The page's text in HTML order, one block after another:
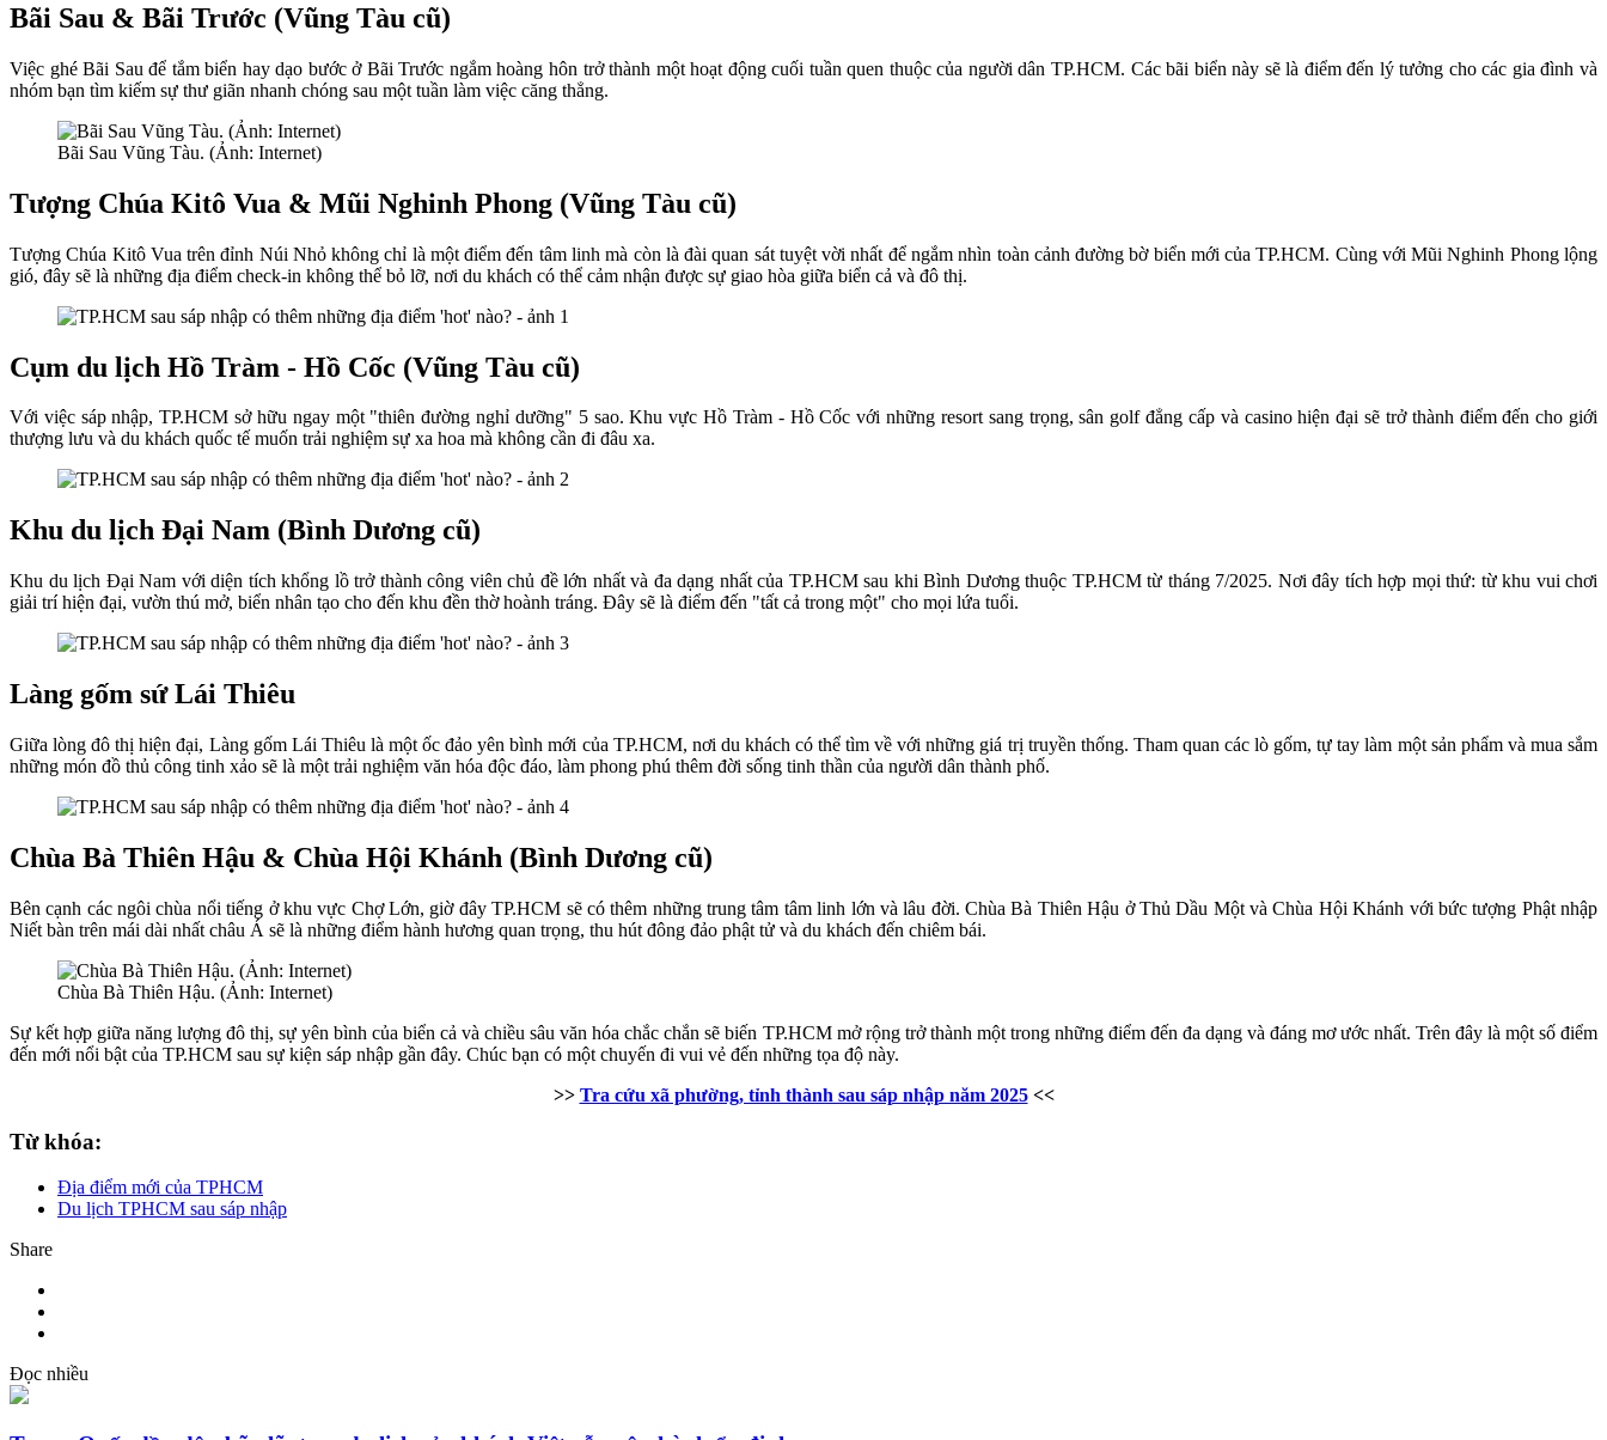
Bãi Sau & Bãi Trước (Vũng Tàu cũ)
Việc ghé Bãi Sau để tắm biển hay dạo bước ở Bãi Trước ngắm hoàng hôn trở thành một hoạt động cuối tuần quen thuộc của người dân TP.HCM. Các bãi biển này sẽ là điểm đến lý tưởng cho các gia đình và
nhóm bạn tìm kiếm sự thư giãn nhanh chóng sau một tuần làm việc căng thẳng.
Bãi Sau Vũng Tàu. (Ảnh: Internet)
Tượng Chúa Kitô Vua & Mũi Nghinh Phong (Vũng Tàu cũ)
Tượng Chúa Kitô Vua trên đỉnh Núi Nhỏ không chỉ là một điểm đến tâm linh mà còn là đài quan sát tuyệt vời nhất để ngắm nhìn toàn cảnh đường bờ biển mới của TP.HCM. Cùng với Mũi Nghinh Phong lộng
gió, đây sẽ là những địa điểm check-in không thể bỏ lỡ, nơi du khách có thể cảm nhận được sự giao hòa giữa biển cả và đô thị.
Cụm du lịch Hồ Tràm - Hồ Cốc (Vũng Tàu cũ)
Với việc sáp nhập, TP.HCM sở hữu ngay một "thiên đường nghỉ dưỡng" 5 sao. Khu vực Hồ Tràm - Hồ Cốc với những resort sang trọng, sân golf đẳng cấp và casino hiện đại sẽ trở thành điểm đến cho giới
thượng lưu và du khách quốc tế muốn trải nghiệm sự xa hoa mà không cần đi đâu xa.
Khu du lịch Đại Nam (Bình Dương cũ)
Khu du lịch Đại Nam với diện tích khổng lồ trở thành công viên chủ đề lớn nhất và đa dạng nhất của TP.HCM sau khi Bình Dương thuộc TP.HCM từ tháng 7/2025. Nơi đây tích hợp mọi thứ: từ khu vui chơi
giải trí hiện đại, vườn thú mở, biển nhân tạo cho đến khu đền thờ hoành tráng. Đây sẽ là điểm đến "tất cả trong một" cho mọi lứa tuổi.
Làng gốm sứ Lái Thiêu
Giữa lòng đô thị hiện đại, Làng gốm Lái Thiêu là một ốc đảo yên bình mới của TP.HCM, nơi du khách có thể tìm về với những giá trị truyền thống. Tham quan các lò gốm, tự tay làm một sản phẩm và mua sắm
những món đồ thủ công tinh xảo sẽ là một trải nghiệm văn hóa độc đáo, làm phong phú thêm đời sống tinh thần của người dân thành phố.
Chùa Bà Thiên Hậu & Chùa Hội Khánh (Bình Dương cũ)
Bên cạnh các ngôi chùa nổi tiếng ở khu vực Chợ Lớn, giờ đây TP.HCM sẽ có thêm những trung tâm tâm linh lớn và lâu đời. Chùa Bà Thiên Hậu ở Thủ Dầu Một và Chùa Hội Khánh với bức tượng Phật nhập
Niết bàn trên mái dài nhất châu Á sẽ là những điểm hành hương quan trọng, thu hút đông đảo phật tử và du khách đến chiêm bái.
Chùa Bà Thiên Hậu. (Ảnh: Internet)
Sự kết hợp giữa năng lượng đô thị, sự yên bình của biển cả và chiều sâu văn hóa chắc chắn sẽ biến TP.HCM mở rộng trở thành một trong những điểm đến đa dạng và đáng mơ ước nhất. Trên đây là một số điểm
đến mới nổi bật của TP.HCM sau sự kiện sáp nhập gần đây. Chúc bạn có một chuyến đi vui vẻ đến những tọa độ này.
>> Tra cứu xã phường, tỉnh thành sau sáp nhập năm 2025<<
Từ khóa:
Địa điểm mới của TPHCM
Du lịch TPHCM sau sáp nhập
Share
Đọc nhiều